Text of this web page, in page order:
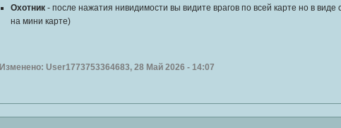
Охотник - после нажатия нивидимости вы видите врагов по всей карте но в
на мини карте)
Изменено: User1773753364683, 28 Май 2026 - 14:07